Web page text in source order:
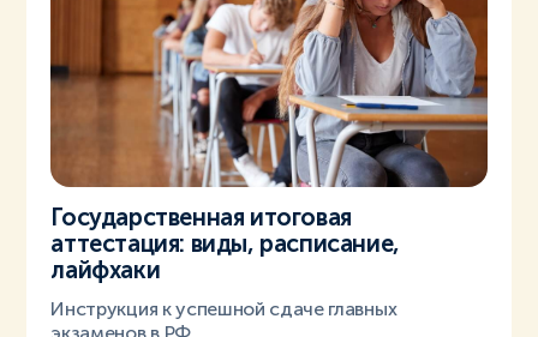
Государственная итоговая
аттестация: виды, расписание,
лайфхаки
Инструкция к успешной сдаче главных